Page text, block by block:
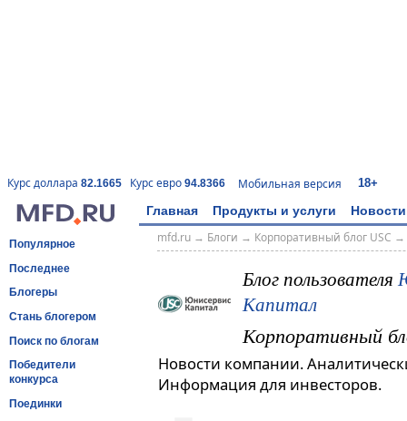
Курс доллара 82.1665 Курс евро 94.8366 Мобильная версия 18+
Главная Продукты и услуги Новости
Популярное
Последнее
Блогеры
Стань блогером
Поиск по блогам
Победители
конкурса
Поединки
mfd.ru→ Блоги → Корпоративный блог USC →
Блог пользователя
Капитал
Корпоративный
Новости компании.
Информация для инвесторов.